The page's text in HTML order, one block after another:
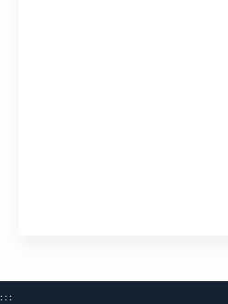
:::